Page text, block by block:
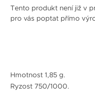
Tento produkt není již v
pro vás poptat přímo
Hmotnost 1,85 g.
Ryzost 750/1000.